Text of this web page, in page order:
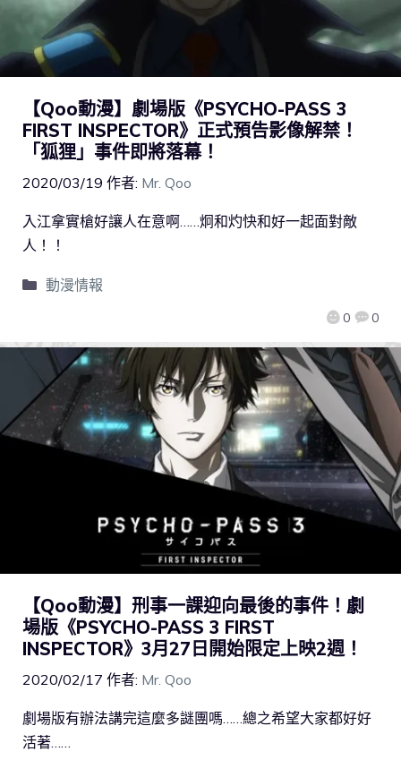
【Qoo動漫】劇場版《PSYCHO-PASS 3
FIRST INSPECTOR》正式預告影像解禁！
「狐狸」事件即將落幕！
2020/03/19 作者: Mr. Qoo
0 0
入江拿實槍好讓人在意啊……炯和灼快和好一起面對敵
人！！
動漫情報
【Qoo動漫】刑事一課迎向最後的事件！劇
場版《PSYCHO-PASS 3 FIRST
INSPECTOR》3月27日開始限定上映2週！
2020/02/17 作者: Mr. Qoo
劇場版有辦法講完這麼多謎團嗎……總之希望大家都好好
活著……